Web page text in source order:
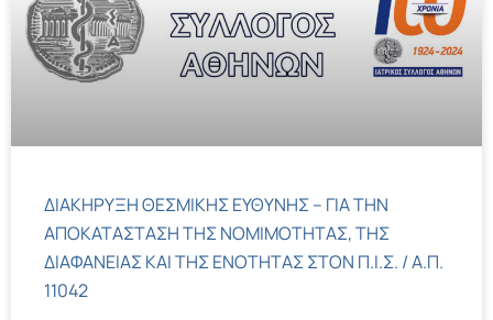
ΔΙΑΚΗΡΥΞΗ ΘΕΣΜΙΚΗΣ ΕΥΘΥΝΗΣ – ΓΙΑ ΤΗΝ
ΑΠΟΚΑΤΑΣΤΑΣΗ ΤΗΣ ΝΟΜΙΜΟΤΗΤΑΣ, ΤΗΣ
ΔΙΑΦΑΝΕΙΑΣ ΚΑΙ ΤΗΣ ΕΝΟΤΗΤΑΣ ΣΤΟΝ Π.Ι.Σ. / Α.Π.
11042